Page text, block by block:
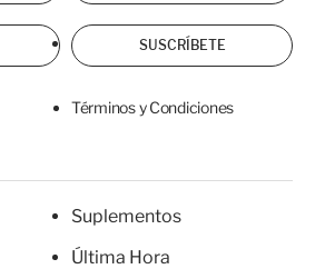
SUSCRÍBETE
Términos y Condiciones
Suplementos
Última Hora